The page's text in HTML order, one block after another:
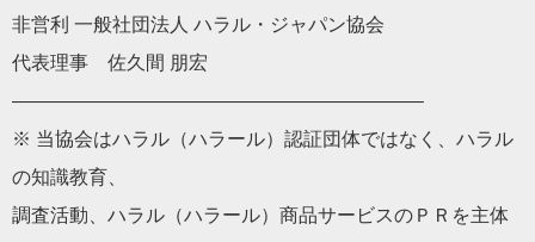
非営利 一般社団法人 ハラル ・ ジャパン協会
代表理事 佐久間 朋宏
—————————————————————–
※ 当協会はハラル （ハラール）認証団体ではなく、 ハラル
の知識教育、
調査活動、 ハラル （ハラール） 商品サービスのＰＲを主体